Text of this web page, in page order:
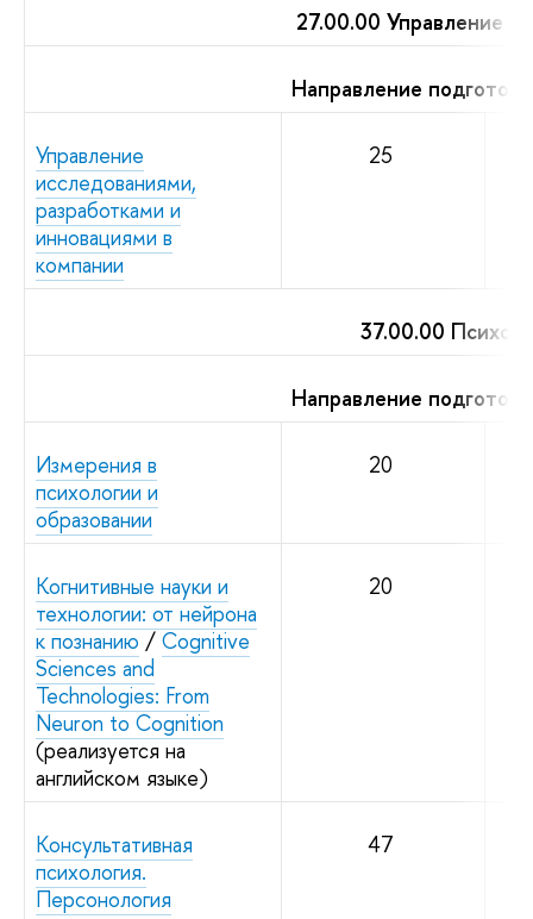
27.00.00 Управление в
Направление
Управление
исследованиями,
разработками и
инновациями в
компании
25
37.00.00
Направление
Измерения в
психологии и
образовании
20
Когнитивные науки и
технологии: от нейрона
к познанию / Cognitive
Sciences and
Technologies: From
Neuron to Cognition
(реализуется на
английском языке)
20
Консультативная
психология.
Персонология
47